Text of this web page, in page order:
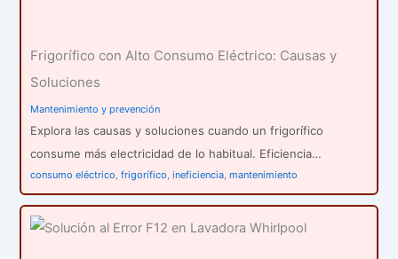
Frigorífico con Alto Consumo Eléctrico: Causas y
Soluciones
Mantenimiento y prevención
Explora las causas y soluciones cuando un frigorífico
consume más electricidad de lo habitual. Eficiencia…
consumo eléctrico,frigorífico,ineficiencia,mantenimiento